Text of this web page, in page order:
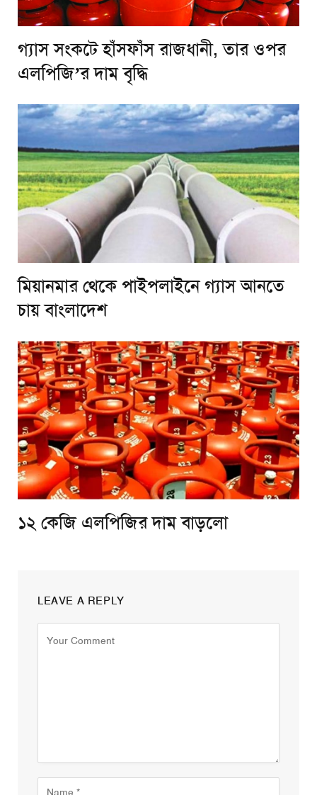
গ্যাস সংকটে হাঁসফাঁস রাজধানী, তার ওপর
এলপিজি’র দাম বৃদ্ধি
মিয়ানমার থেকে পাইপলাইনে গ্যাস আনতে
চায় বাংলাদেশ
১২ কেজি এলপিজির দাম বাড়লো
LEAVE A REPLY